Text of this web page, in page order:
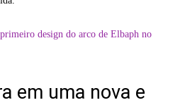
design do arco de Elbaph no
em uma nova e